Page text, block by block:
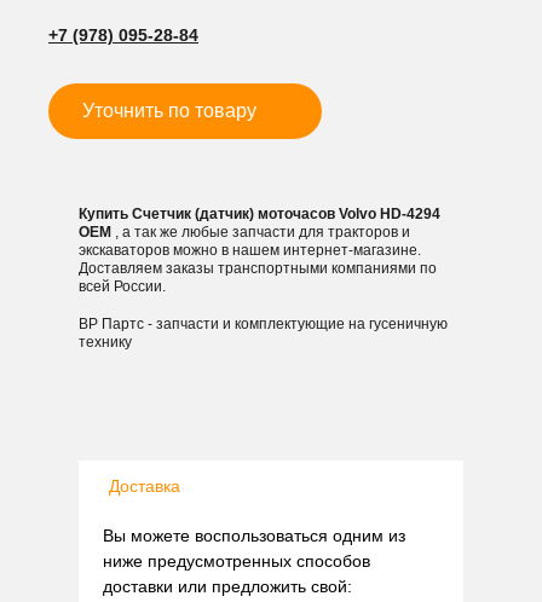
+7 (978) 095-28-84
Уточнить по товару
Купить Счетчик (датчик) моточасов Volvo HD-4294
OEM , а так же любые запчасти для тракторов и
экскаваторов можно в нашем интернет-магазине.
Доставляем заказы транспортными компаниями по
всей России.
ВР Партс - запчасти и комплектующие на гусеничную
технику
Доставка
Вы можете воспользоваться одним из
ниже предусмотренных способов
доставки или предложить свой: